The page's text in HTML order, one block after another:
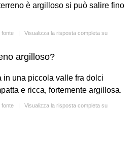
è argilloso si può salire fino
fonte | Visualizza la risposta completa su
argilloso?
in una piccola valle fra dolci
e ricca, fortemente argillosa.
fonte | Visualizza la risposta completa su